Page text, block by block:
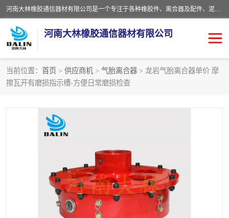
河南大林橡胶通信器材有限公司是一个专注于各种橡胶件、离合器及配件、泥浆泵及配件等产品设计制造和加工的企业。产品应用于矿山、冶金、石油、钢铁、化工、水泥、船舶、造纸、通用机械等各种大功率机械传动或制动装置。
河南大林橡胶通信器材有限公司
当前位置： 首页 > 供应商机 > 气胎离合器 > 龙岩气胎离合器单价 摩
擦瓦开有磨损指示槽-方便日常磨损检查
推盘离合器 通风离合器
VC离合器
PO隔膜离合器
泥浆泵空气包胶囊 气动元件
DY隔膜式离合器 CB离合器
实芯轮胎